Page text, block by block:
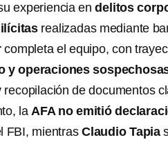
experiencia endelitos
realizadas mediante
completa el equipo, con
y operaciones
recopilación de documentos
laAFA no emitió
FBI, mientrasClaudio Tapia